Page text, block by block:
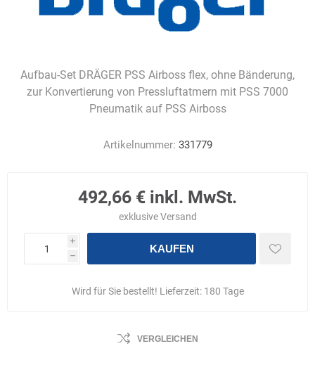
Aufbau-Set DRÄGER PSS Airboss flex, ohne Bänderung,
zur Konvertierung von Pressluftatmern mit PSS 7000
Pneumatik auf PSS Airboss
Artikelnummer: 331779
492,66 € inkl. MwSt.
exklusiveVersand
i
h
KAUFEN
Wird für Sie bestellt! Lieferzeit: 180 Tage
VERGLEICHEN